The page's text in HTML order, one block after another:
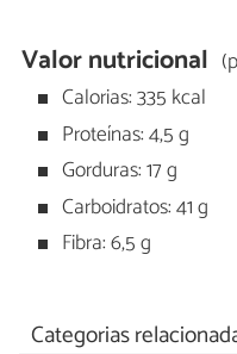
Valor nutricional
Calorias: 335 kcal
Proteínas: 4,5 g
Gorduras: 17 g
Carboidratos: 41 g
Fibra: 6,5 g
Categorias